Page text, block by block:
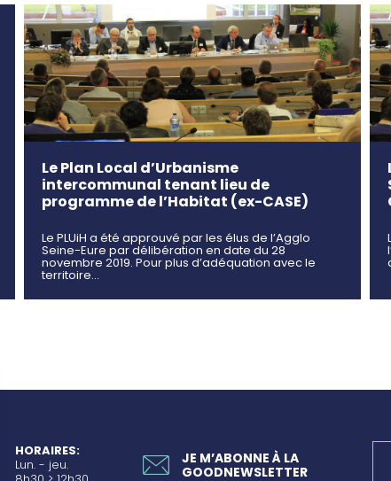
Le Plan Local d’Urbanisme
intercommunal tenant lieu de
programme de l’Habitat (ex-CASE)
Le PLUiH a été approuvé par les élus de l’Agglo
Seine-Eure par délibération en date du 28
novembre 2019. Pour plus d’adéquation avec le
territoire…
HORAIRES:
Lun. - jeu.
JE M’ABONNE À LA
GOODNEWSLETTER